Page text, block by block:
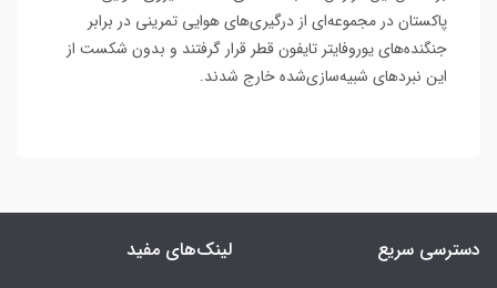
پاکستان در مجموعه‌ای از درگیری‌های هوایی تمرینی در برابر
جنگنده‌های یوروفایتر تایفون قطر قرار گرفتند و بدون شکست از
این نبردهای شبیه‌سازی‌شده خارج شدند.
دسترسی سریع لینک‌های مفید